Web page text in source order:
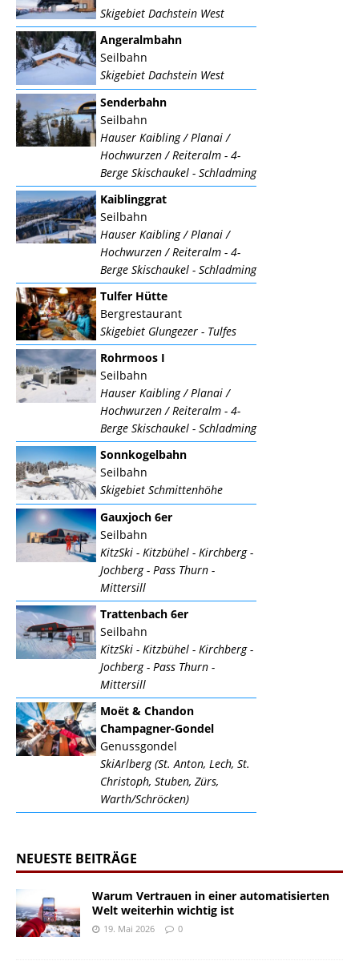
Skigebiet Dachstein West
Angeralmbahn
Seilbahn
Skigebiet Dachstein West
Senderbahn
Seilbahn
Hauser Kaibling / Planai /
Hochwurzen / Reiteralm - 4-
Berge Skischaukel - Schladming
Kaiblinggrat
Seilbahn
Hauser Kaibling / Planai /
Hochwurzen / Reiteralm - 4-
Berge Skischaukel - Schladming
Tulfer Hütte
Bergrestaurant
Skigebiet Glungezer - Tulfes
Rohrmoos I
Seilbahn
Hauser Kaibling / Planai /
Hochwurzen / Reiteralm - 4-
Berge Skischaukel - Schladming
Sonnkogelbahn
Seilbahn
Skigebiet Schmittenhöhe
Gauxjoch 6er
Seilbahn
KitzSki - Kitzbühel - Kirchberg -
Jochberg - Pass Thurn -
Mittersill
Trattenbach 6er
Seilbahn
KitzSki - Kitzbühel - Kirchberg -
Jochberg - Pass Thurn -
Mittersill
Moët & Chandon
Champagner-Gondel
Genussgondel
SkiArlberg (St. Anton, Lech, St.
Christoph, Stuben, Zürs,
Warth/Schröcken)
NEUESTE BEITRÄGE
Warum Vertrauen in einer automatisierten
Welt weiterhin wichtig ist
19. Mai 2026 0